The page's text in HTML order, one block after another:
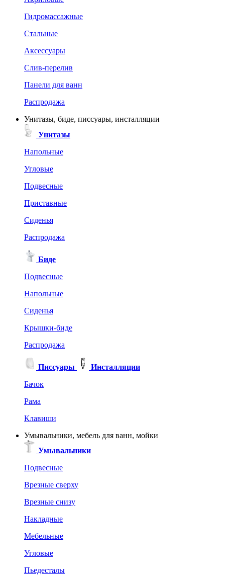
Гидромассажные
Стальные
Аксессуары
Слив-перелив
Панели для ванн
Распродажа
Унитазы, биде, писсуары, инсталляции
Унитазы
Напольные
Угловые
Подвесные
Приставные
Сиденья
Распродажа
Биде
Подвесные
Напольные
Сиденья
Крышки-биде
Распродажа
Писсуары
Инсталляции
Бачок
Рама
Клавиши
Умывальники, мебель для ванн, мойки
Умывальники
Подвесные
Врезные сверху
Врезные снизу
Накладные
Мебельные
Угловые
Пьедесталы